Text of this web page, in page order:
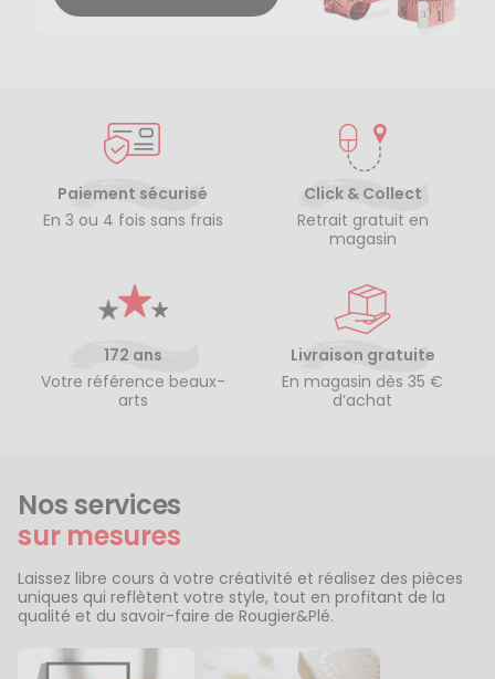
Paiement sécurisé
En 3 ou 4 fois sans frais
Click & Collect
Retrait gratuit en
magasin
172 ans
Votre référence beaux-
arts
Livraison gratuite
En magasin dès 35 €
d’achat
Nos services
sur mesures
Laissez libre cours à votre créativité et réalisez des pièces
uniques qui reflètent votre style, tout en profitant de la
qualité et du savoir-faire de Rougier&Plé.